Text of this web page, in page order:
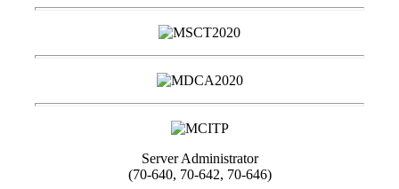
Server Administrator
(70-640, 70-642, 70-646)